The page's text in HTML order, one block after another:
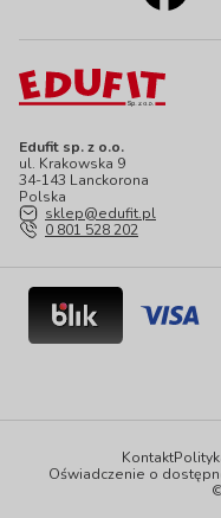
Edufit sp. z o.o.
ul. Krakowska 9
34-143 Lanckorona
Polska
sklep@edufit.pl
0 801 528 202
Kontakt
Oświadczenie o